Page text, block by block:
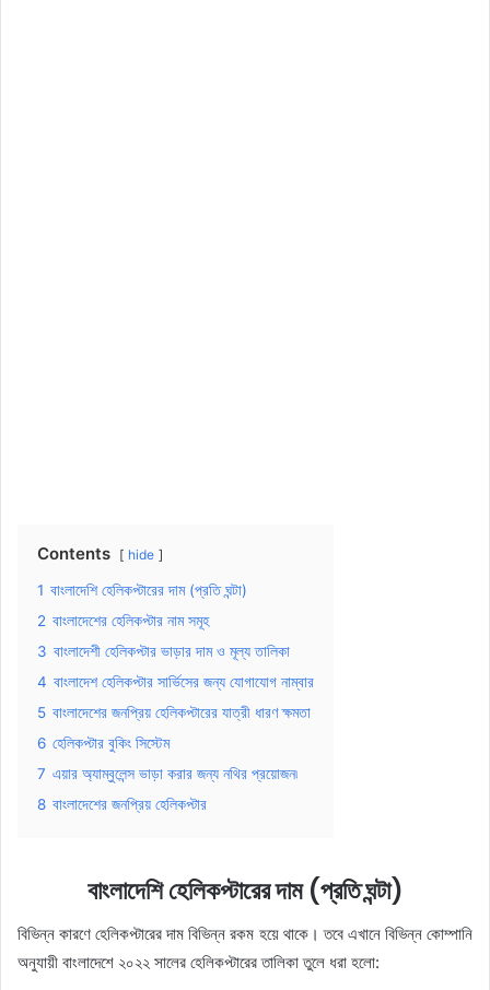
Contents hide
1 বাংলাদেশি হেলিকপ্টারের দাম (প্রতি ঘন্টা)
2 বাংলাদেশের হেলিকপ্টার নাম সমূহ
3 বাংলাদেশী হেলিকপ্টার ভাড়ার দাম ও মূল্য তালিকা
4 বাংলাদেশ হেলিকপ্টার সার্ভিসের জন্য যোগাযোগ নাম্বার
5 বাংলাদেশের জনপ্রিয় হেলিকপ্টারের যাত্রী ধারণ ক্ষমতা
6 হেলিকপ্টার বুকিং সিস্টেম
7 এয়ার অ্যাম্বুলেন্স ভাড়া করার জন্য নথির প্রয়োজন৷
8 বাংলাদেশের জনপ্রিয় হেলিকপ্টার
বাংলাদেশি হেলিকপ্টারের দাম (প্রতি ঘন্টা)
বিভিন্ন কারণে হেলিকপ্টারের দাম বিভিন্ন রকম হয়ে থাকে। তবে এখানে বিভিন্ন কোম্পানি
অনুযায়ী বাংলাদেশে ২০২২ সালের হেলিকপ্টারের তালিকা তুলে ধরা হলো: